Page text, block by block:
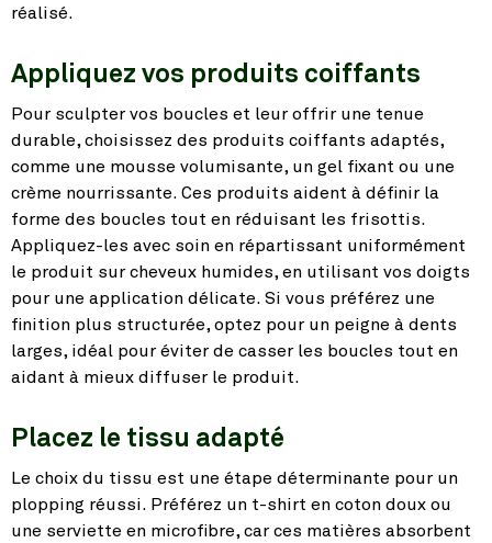
réalisé.
Appliquez vos produits coiffants
Pour sculpter vos boucles et leur offrir une tenue
durable, choisissez des produits coiffants adaptés,
comme une mousse volumisante, un gel fixant ou une
crème nourrissante. Ces produits aident à définir la
forme des boucles tout en réduisant les frisottis.
Appliquez-les avec soin en répartissant uniformément
le produit sur cheveux humides, en utilisant vos doigts
pour une application délicate. Si vous préférez une
finition plus structurée, optez pour un peigne à dents
larges, idéal pour éviter de casser les boucles tout en
aidant à mieux diffuser le produit.
Placez le tissu adapté
Le choix du tissu est une étape déterminante pour un
plopping réussi. Préférez un t-shirt en coton doux ou
une serviette en microfibre, car ces matières absorbent